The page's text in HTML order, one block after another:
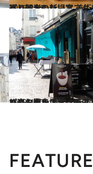
2018.8.15
パリ観光の新提案 美術館巡りとおいしいアフ
旅＆お出かけ
2018.4.17
パリの街を地元っ子みたいにお散歩 肩の力を抜いて楽しめるスポッ
旅＆お出かけ
FEATURE